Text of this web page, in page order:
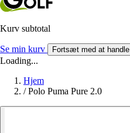
Kurv subtotal
Se min kurv Fortsæt med at handle
Loading...
Hjem
/ Polo Puma Pure 2.0